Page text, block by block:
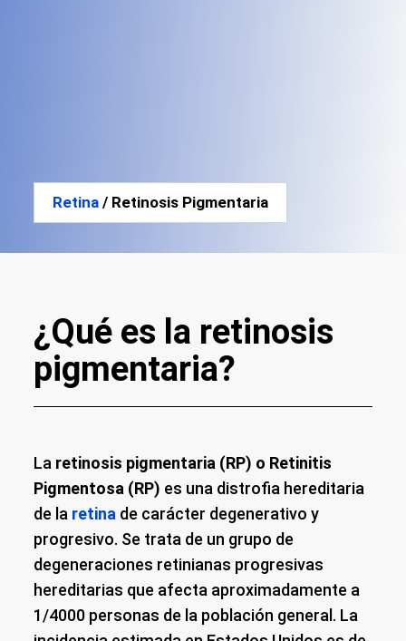
Retina / Retinosis Pigmentaria
¿Qué es la retinosis
pigmentaria?
La retinosis pigmentaria (RP) o Retinitis
Pigmentosa (RP) es una distrofia hereditaria
de la retina de carácter degenerativo y
progresivo. Se trata de un grupo de
degeneraciones retinianas progresivas
hereditarias que afecta aproximadamente a
1/4000 personas de la población general. La